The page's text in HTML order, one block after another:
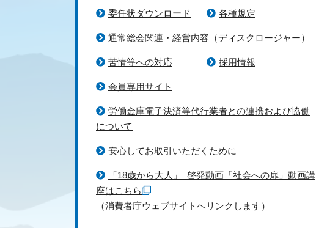
委任状ダウンロード 各種規定
通常総会関連・経営内容（ディスクロージャー）
苦情等への対応 採用情報
会員専用サイト
労働金庫電子決済等代行業者との連携および協働
について
安心してお取引いただくために
「18歳から大人」_啓発動画「社会への扉」動画講
座はこちら
（消費者庁ウェブサイトへリンクします）